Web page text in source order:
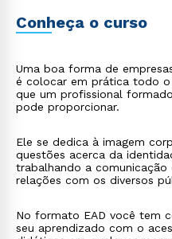
Conheça o curso
Uma boa forma de
é colocar em prática todo o
que um profissional
pode proporcionar.
Ele se dedica à imagem
questões acerca da
trabalhando a comunicação
relações com os diversos
No formato EAD você tem
seu aprendizado com o